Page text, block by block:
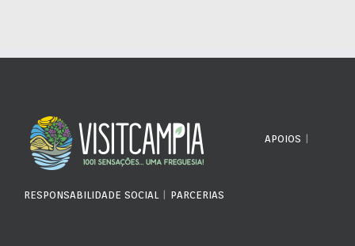
APOIOS
RESPONSABILIDADE SOCIAL| PARCERIAS